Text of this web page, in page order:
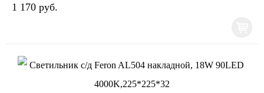
1 170 руб.